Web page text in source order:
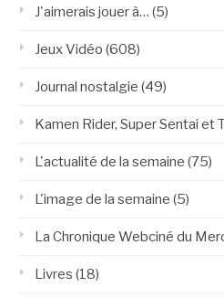
J'aimerais jouer à… (5)
Jeux Vidéo (608)
Journal nostalgie (49)
Kamen Rider, Super Sentai et
L'actualité de la semaine (75)
L'image de la semaine (5)
La Chronique Webciné du
Livres (18)